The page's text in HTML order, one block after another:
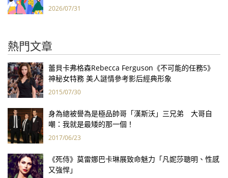
2026/07/31
熱門文章
蕾貝卡弗格森Rebecca Ferguson《不可能的任務5》
神秘女特務 美人謎情參考影后經典形象
2015/07/30
身為總被譽為是極品帥哥「漢斯沃」三兄弟 大哥自
嘲：我就是最矮的那一個！
2017/06/23
《死侍》莫雷娜巴卡琳展致命魅力「凡妮莎聰明、性感
又強悍」